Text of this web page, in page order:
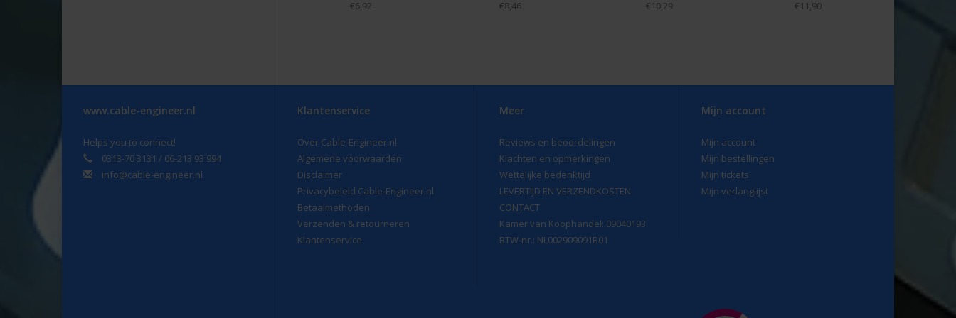
€6,92
€8,46
€10,29
€11,90
www.cable-engineer.nl
Helps you to connect!
0313-70 3131 / 06-213 93 994
info@cable-engineer.nl
Klantenservice
Over Cable-Engineer.nl
Algemene voorwaarden
Disclaimer
Privacybeleid Cable-Engineer.nl
Betaalmethoden
Verzenden & retourneren
Klantenservice
Meer
Reviews en beoordelingen
Klachten en opmerkingen
Wettelijke bedenktijd
LEVERTIJD EN VERZENDKOSTEN
CONTACT
Kamer van Koophandel: 09040193
BTW-nr.: NL002909091B01
Mijn account
Mijn account
Mijn bestellingen
Mijn tickets
Mijn verlanglijst